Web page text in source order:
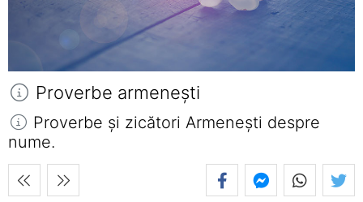
Proverbe armeneşti
Proverbe și zicători Armeneşti despre
nume.